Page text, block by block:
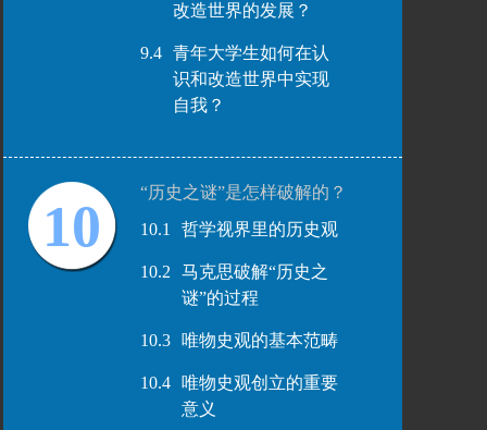
改造世界的发展？
9.4
青年大学生如何在认
识和改造世界中实现
自我？
10
“历史之谜”是怎样破解的？
10.1
哲学视界里的历史观
10.2
马克思破解“历史之
谜”的过程
10.3 唯物史观的基本范畴
10.4
唯物史观创立的重要
意义